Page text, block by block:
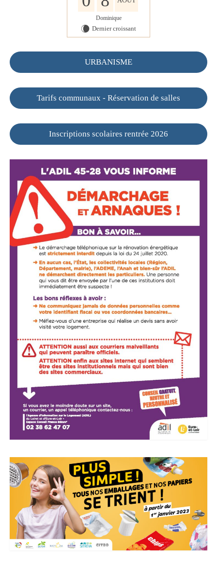
Dominique
W Dernier croissant
URBANISME
Tarifs communaux - Réservation de salles
Inscriptions scolaires rentrée 2026